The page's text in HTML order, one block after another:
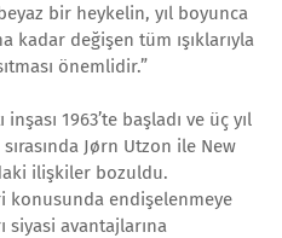
bir heykelin, yıl boyunca
kadar değişen tüm ışıklarıyla
önemlidir.”
1963’te başladı ve üç yıl
Jørn Utzon ile New
ilişkiler bozuldu.
konusunda endişelenmeye
siyasi avantajlarına